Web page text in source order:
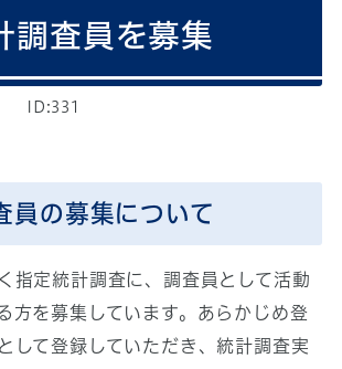
調査員を募集
ID:331
員の募集について
指定統計調査に、調査員として活動
方を募集しています。あらかじめ登
して登録していただき、統計調査実